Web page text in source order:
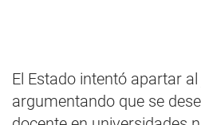
El Estado intentó apartar
argumentando que se